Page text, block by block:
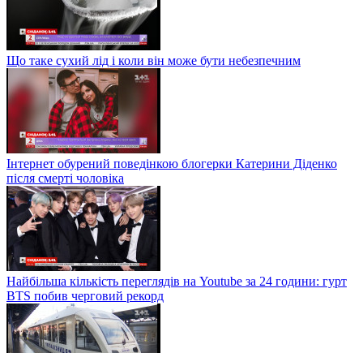
Що таке сухий лід і коли він може бути небезпечним
Інтернет обурений поведінкою блогерки Катерини Діденко
після смерті чоловіка
Найбільша кількість переглядів на Youtube за 24 години: гурт
BTS побив черговий рекорд